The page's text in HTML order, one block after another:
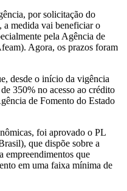
por solicitação do
medida vai beneficiar o
pela Agência de
Agora, os prazos foram
desde o início da vigência
350% no acesso ao crédito
de Fomento do Estado
foi aprovado o PL
que dispõe sobre a
empreendimentos que
em uma faixa mínima de